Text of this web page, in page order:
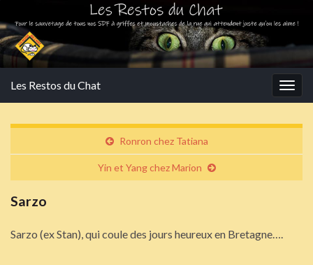
Les Restos du Chat
Ronron chez Tatiana
Yin et Yang chez Marion
Sarzo
Sarzo (ex Stan), qui coule des jours heureux en Bretagne….